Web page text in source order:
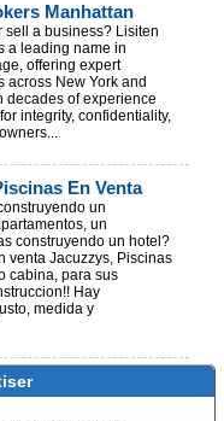
Manhattan
sell a business? Lisiten
a leading name in
offering expert
across New York and
decades of experience
integrity, confidentiality,
En Venta
un
un
construyendo un hotel?
venta Jacuzzys, Piscinas
cabina, para sus
Hay
medida y